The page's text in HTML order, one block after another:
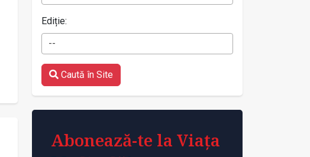
Ediție:
--
Caută în Site
Abonează-te la Viața